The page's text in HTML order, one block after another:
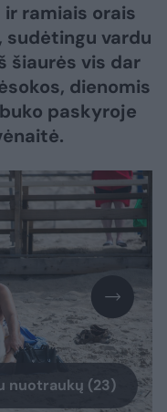
ir ramiais orais
vardu
šiaurės vis dar
dienomis
paskyroje
nuotraukų (23)